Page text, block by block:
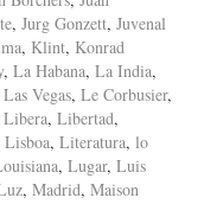
, Jurg Gonzett, Juvenal
, Klint, Konrad
, La Habana, La India,
Las Vegas, Le Corbusier,
Libera, Libertad,
Lisboa, Literatura, lo
, Lugar, Luis
, Madrid, Maison